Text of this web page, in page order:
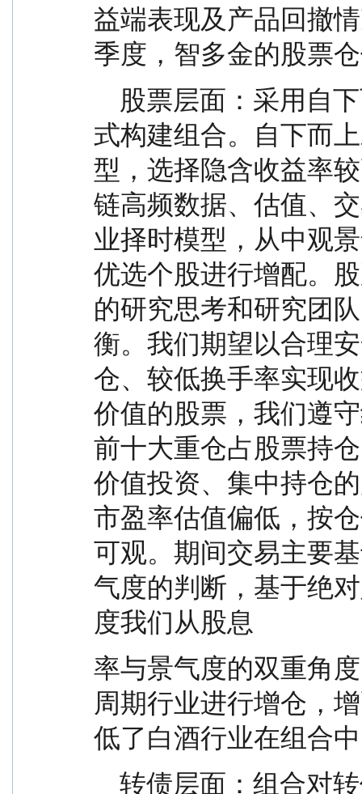
益端表现及产品回撤
季度，智多金的股票
式构建组合。自下而
型，选择隐含收益率
链高频数据、估值、
业择时模型，从中观
优选个股进行增配。
的研究思考和研究团
衡。我们期望以合理
仓、较低换手率实现
价值的股票，我们遵
前十大重仓占股票持
价值投资、集中持仓
市盈率估值偏低，按
可观。期间交易主要
气度的判断，基于绝
度我们从股息
率与景气度的双重角
周期行业进行增仓，
低了白酒行业在组合